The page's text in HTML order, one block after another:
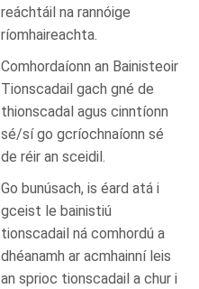
reáchtáil na rannóige
ríomhaireachta.
Comhordaíonn an Bainisteoir
Tionscadail gach gné de
thionscadal agus cinntíonn
sé/sí go gcríochnaíonn sé
de réir an sceidil.
Go bunúsach, is éard atá i
gceist le bainistiú
tionscadail ná comhordú a
dhéanamh ar acmhainní leis
an sprioc tionscadail a chur i